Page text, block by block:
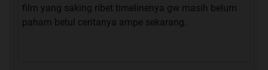
film yang saking ribet timelinenya gw masih belum
paham betul ceritanya ampe sekarang.